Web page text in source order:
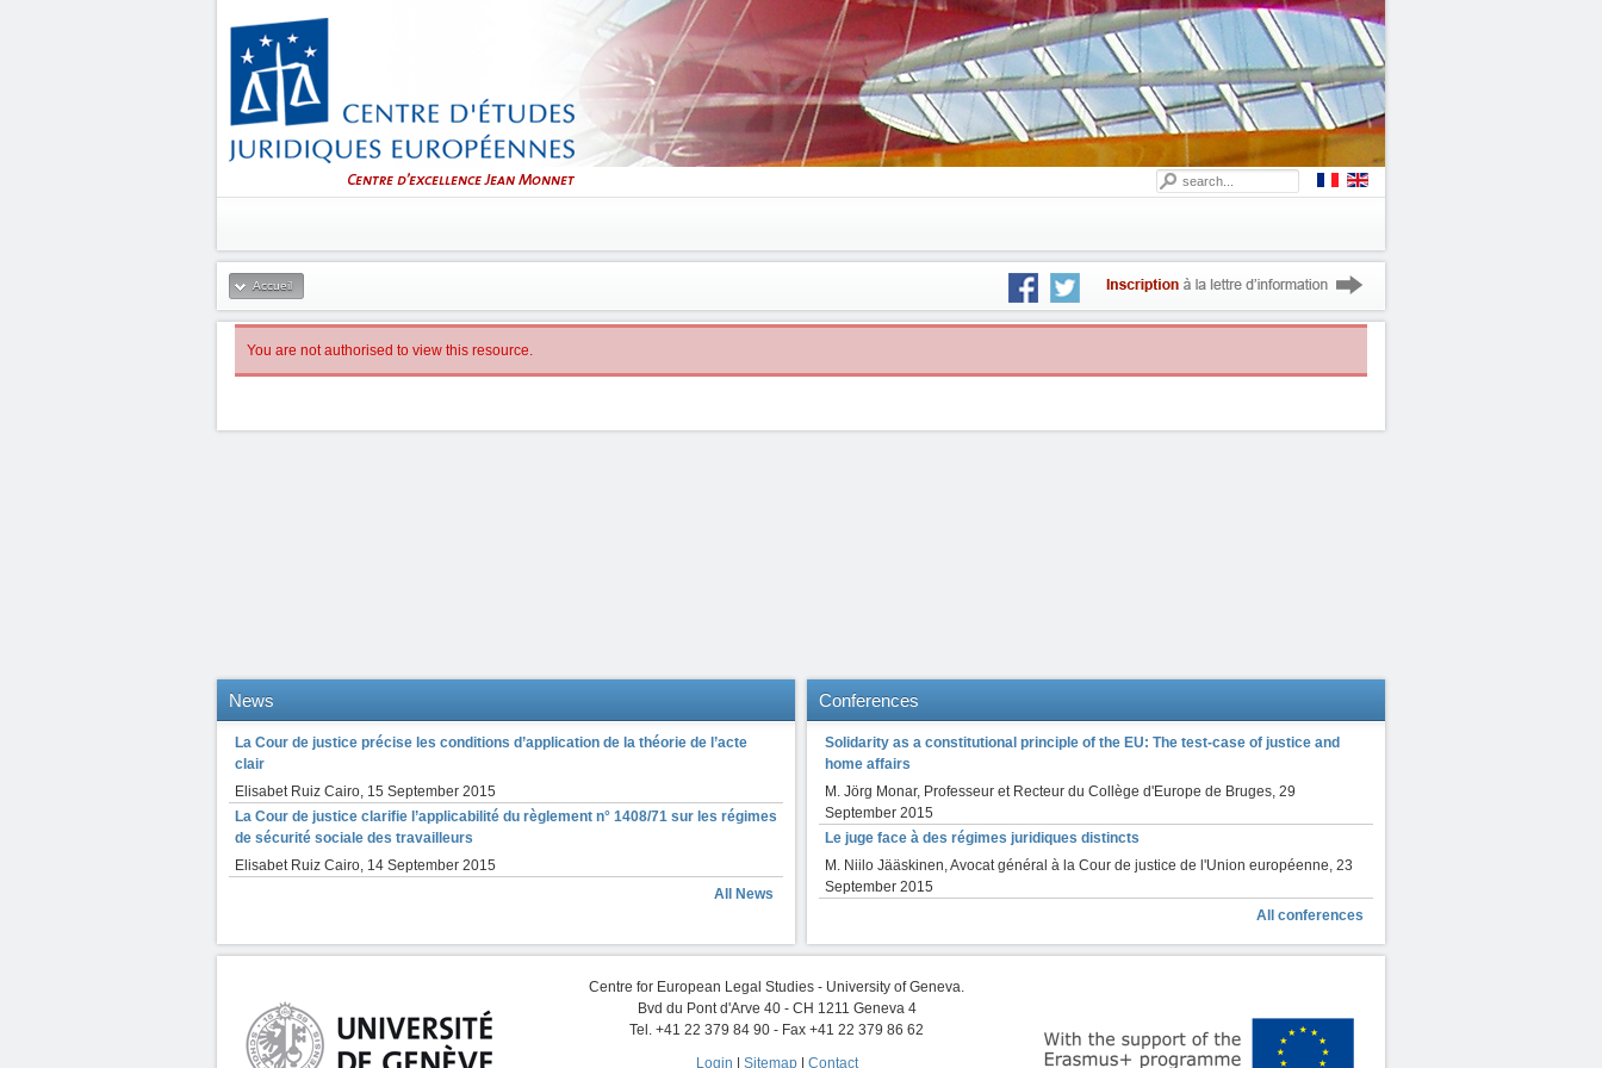
Accueil
You are not authorised to view this resource.
News
La Cour de justice précise les conditions d’application de la théorie de l’acte
clair
Elisabet Ruiz Cairo, 15 September 2015
La Cour de justice clarifie l’applicabilité du règlement n° 1408/71 sur les régimes
de sécurité sociale des travailleurs
Elisabet Ruiz Cairo, 14 September 2015
All News
Conferences
Solidarity as a constitutional principle of the EU: The test-case of justice and
home affairs
M. Jörg Monar, Professeur et Recteur du Collège d'Europe de Bruges, 29
September 2015
Le juge face à des régimes juridiques distincts
M. Niilo Jääskinen, Avocat général à la Cour de justice de l'Union européenne, 23
September 2015
All conferences
Centre for European Legal Studies - University of Geneva.
Bvd du Pont d'Arve 40 - CH 1211 Geneva 4
Tel. +41 22 379 84 90 - Fax +41 22 379 86 62
Login
Sitemap| Contact